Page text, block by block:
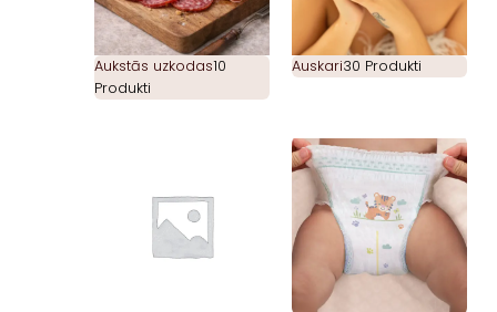
Aukstās uzkodas10
Produkti
Auskari30 Produkti